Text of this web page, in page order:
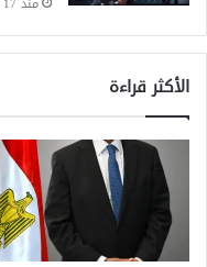
الأكثر قراءة